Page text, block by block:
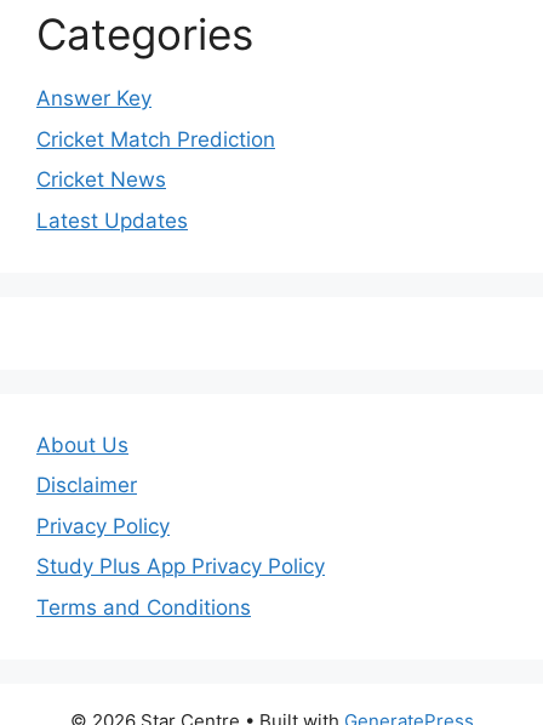
Categories
Answer Key
Cricket Match Prediction
Cricket News
Latest Updates
About Us
Disclaimer
Privacy Policy
Study Plus App Privacy Policy
Terms and Conditions
© 2026 Star Centre • Built with GeneratePress